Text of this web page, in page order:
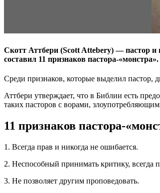
Скотт Аттбери (Scott Attebery) — пастор и
составил 11 признаков пастора-«монстра».
Среди признаков, которые выделил пастор,
Аттбери утверждает, что в Библии есть
таких пасторов с ворами,
11 признаков пастора-
1. Всегда прав и никогда не ошибается.
2. Неспособный принимать критику, всегда
3. Не позволяет другим проповедовать.